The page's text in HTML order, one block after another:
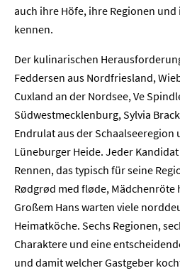
auch ihre Höfe, ihre Regionen
kennen.
Der kulinarischen
Feddersen aus Nordfriesland,
Cuxland an der Nordsee, Ve
Südwestmecklenburg, Sylvia
Endrulat aus der Schaalseeregion
Lüneburger Heide. Jeder
Rennen, das typisch für seine
Rødgrød med fløde,
Großem Hans warten viele
Heimatköche. Sechs Regionen,
Charaktere und eine
und damit welcher Gastgeber